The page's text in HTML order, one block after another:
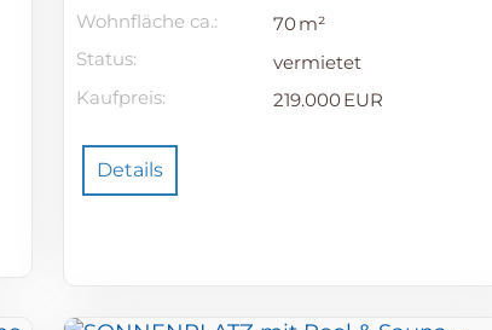
Wohnfläche ca.:
70 m²
Status:
vermietet
Kaufpreis:
219.000 EUR
Details